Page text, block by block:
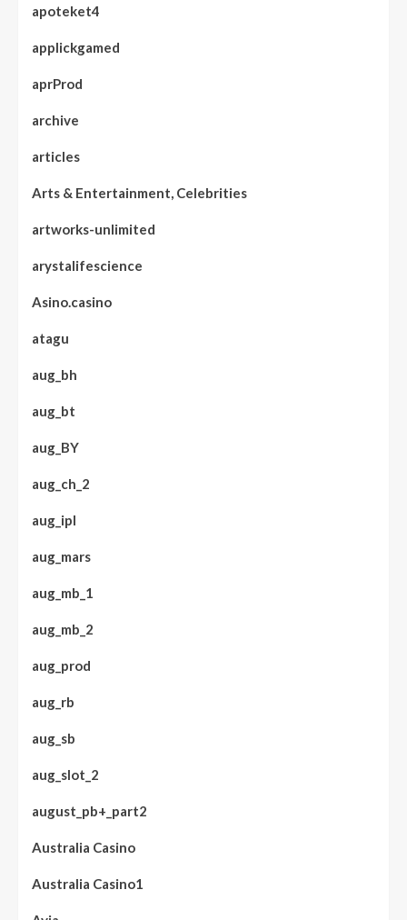
apoteket4
applickgamed
aprProd
archive
articles
Arts & Entertainment, Celebrities
artworks-unlimited
arystalifescience
Asino.casino
atagu
aug_bh
aug_bt
aug_BY
aug_ch_2
aug_ipl
aug_mars
aug_mb_1
aug_mb_2
aug_prod
aug_rb
aug_sb
aug_slot_2
august_pb+_part2
Australia Casino
Australia Casino1